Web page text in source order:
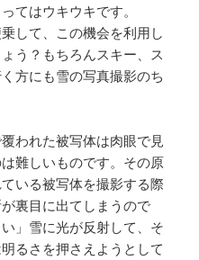
てはウキウキです。
して、この機会を利用し
う？もちろんスキー、ス
方にも雪の写真撮影のち
われた被写体は肉眼で見
難しいものです。その原
いる被写体を撮影する際
裏目に出てしまうので
」雪に光が反射して、そ
るさを押さえようとして